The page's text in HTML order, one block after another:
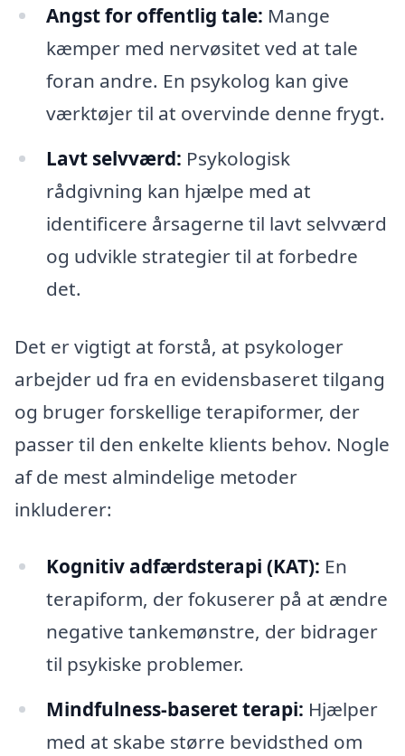
Angst for offentlig tale: Mange
kæmper med nervøsitet ved at tale
foran andre. En psykolog kan give
værktøjer til at overvinde denne frygt.
Lavt selvværd: Psykologisk
rådgivning kan hjælpe med at
identificere årsagerne til lavt selvværd
og udvikle strategier til at forbedre
det.
Det er vigtigt at forstå, at psykologer
arbejder ud fra en evidensbaseret tilgang
og bruger forskellige terapiformer, der
passer til den enkelte klients behov. Nogle
af de mest almindelige metoder
inkluderer:
Kognitiv adfærdsterapi (KAT): En
terapiform, der fokuserer på at ændre
negative tankemønstre, der bidrager
til psykiske problemer.
Mindfulness-baseret terapi: Hjælper
med at skabe større bevidsthed om